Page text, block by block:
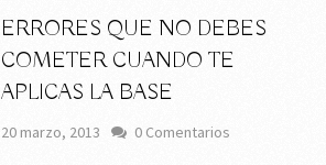
ERRORES QUE NO DEBES
COMETER CUANDO TE
APLICAS LA BASE
20 marzo, 2013 0 Comentarios